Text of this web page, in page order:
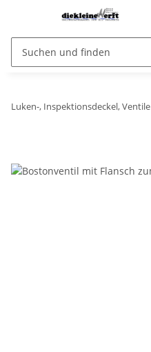
Luken-, Inspektionsdeckel, Ventile